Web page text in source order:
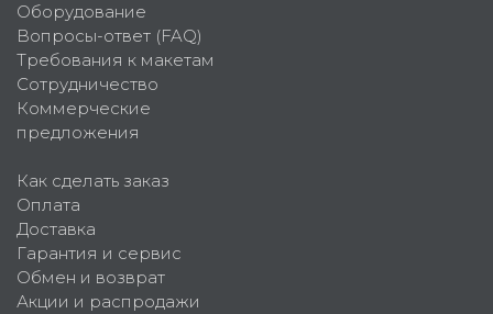
Оборудование
Вопросы-ответ (FAQ)
Требования к макетам
Сотрудничество
Коммерческие
предложения
Как сделать заказ
Оплата
Доставка
Гарантия и сервис
Обмен и возврат
Акции и распродажи